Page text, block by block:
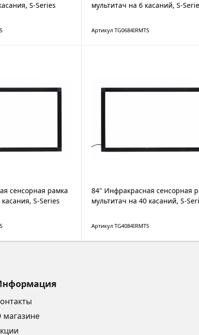
S-Series
мультитач на 6 касаний, S-
Артикул TG0684IRMTS
сенсорная рамка
S-Series
84" Инфракрасная сенсорная
мультитач на 40 касаний, S-
Артикул TG4084IRMTS
магазине